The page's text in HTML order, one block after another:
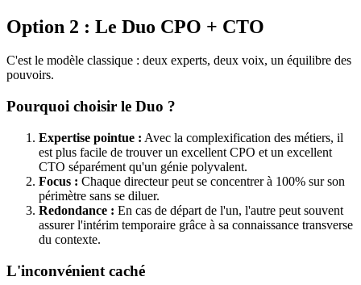
Option 2 : Le Duo CPO + CTO
C'est le modèle classique : deux experts, deux voix, un équilibre des
pouvoirs.
Pourquoi choisir le Duo ?
Expertise pointue : Avec la complexification des métiers, il
est plus facile de trouver un excellent CPO et un excellent
CTO séparément qu'un génie polyvalent.
Focus : Chaque directeur peut se concentrer à 100% sur son
périmètre sans se diluer.
Redondance : En cas de départ de l'un, l'autre peut souvent
assurer l'intérim temporaire grâce à sa connaissance transverse
du contexte.
L'inconvénient caché